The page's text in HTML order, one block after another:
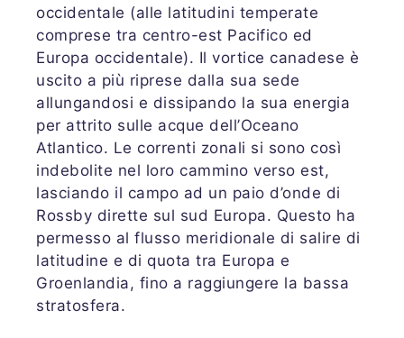
occidentale (alle latitudini temperate
comprese tra centro-est Pacifico ed
Europa occidentale). Il vortice canadese è
uscito a più riprese dalla sua sede
allungandosi e dissipando la sua energia
per attrito sulle acque dell’Oceano
Atlantico. Le correnti zonali si sono così
indebolite nel loro cammino verso est,
lasciando il campo ad un paio d’onde di
Rossby dirette sul sud Europa. Questo ha
permesso al flusso meridionale di salire di
latitudine e di quota tra Europa e
Groenlandia, fino a raggiungere la bassa
stratosfera.